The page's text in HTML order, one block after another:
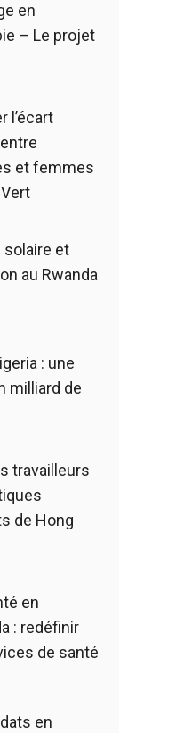
en
– Le projet
l’écart
et femmes
solaire et
au Rwanda
: une
milliard de
travailleurs
de Hong
en
: redéfinir
de santé
en